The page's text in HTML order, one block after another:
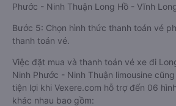
Phước - Ninh Thuận Long Hồ - Vĩnh
Bước 5: Chọn hình thức thanh toán vé
thanh toán vé.
Việc đặt mua và thanh toán vé xe đi
Ninh Phước - Ninh Thuận limousine
tiện lợi khi Vexere.com hỗ trợ đến 06
khác nhau bao gồm: